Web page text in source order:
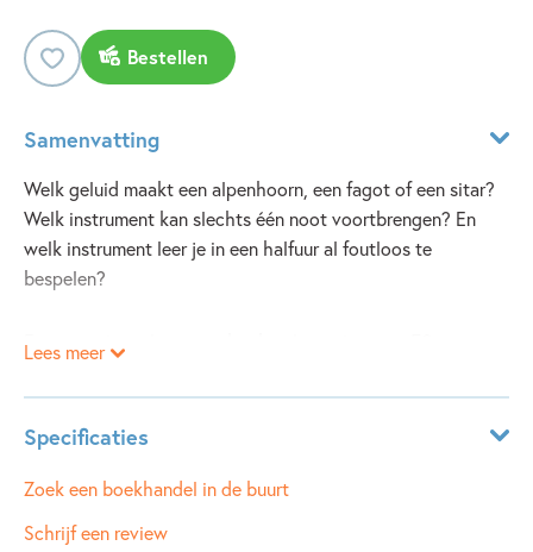
Bestellen
Samenvatting
Welk geluid maakt een alpenhoorn, een fagot of een sitar?
Welk instrument kan slechts één noot voortbrengen? En
welk instrument leer je in een halfuur al foutloos te
bespelen?
Een grappig en leerzaam boek vol weetjes over 50
van de balalaika tot de ukelele. Je leest hoe ze zijn
gemaakt, waar ze vandaan komen en hoe je ze bespeelt.
voor de
Lees meer
Specificaties
ISBN: 9789045129044
NUR:
Zoek een boekhandel in de buurt
Schrijf een review